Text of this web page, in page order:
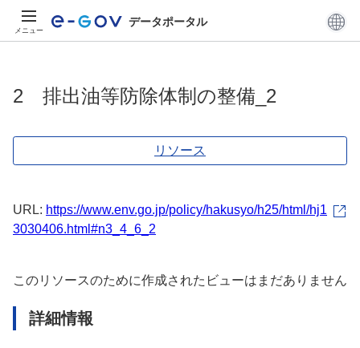
メニュー
データポータル
2 排出油等防除体制の整備_2
リソース
URL: https://www.env.go.jp/policy/hakusyo/h25/html/hj1
3030406.html#n3_4_6_2
このリソースのために作成されたビューはまだありません
詳細情報